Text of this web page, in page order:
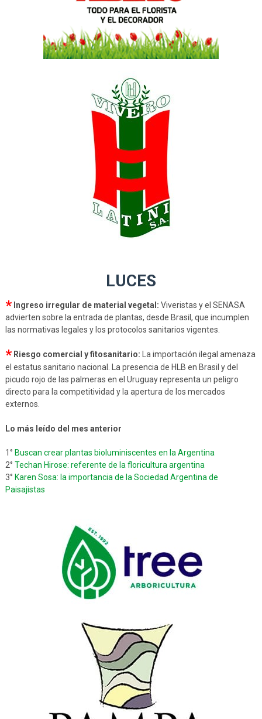
LUCES
* Ingreso irregular de material vegetal: Viveristas y el SENASA
advierten sobre la entrada de plantas, desde Brasil, que incumplen
las normativas legales y los protocolos sanitarios vigentes.
* Riesgo comercial y fitosanitario: La importación ilegal amenaza
el estatus sanitario nacional. La presencia de HLB en Brasil y del
picudo rojo de las palmeras en el Uruguay representa un peligro
directo para la competitividad y la apertura de los mercados
externos.
Lo más leído del mes anterior
1° Buscan crear plantas bioluminiscentes en la Argentina
2° Techan Hirose: referente de la floricultura argentina
3° Karen Sosa: la importancia de la Sociedad Argentina de
Paisajistas